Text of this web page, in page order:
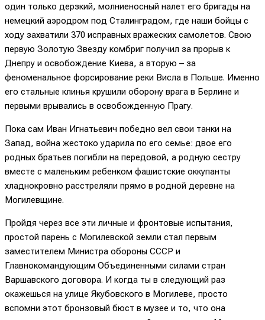
один только дерзкий, молниеносный налет его бригады на
немецкий аэродром под Сталинградом, где наши бойцы с
ходу захватили 370 исправных вражеских самолетов. Свою
первую Золотую Звезду комбриг получил за прорыв к
Днепру и освобождение Киева, а вторую – за
феноменальное форсирование реки Висла в Польше. Именно
его стальные клинья крушили оборону врага в Берлине и
первыми врывались в освобожденную Прагу.
Пока сам Иван Игнатьевич победно вел свои танки на
Запад, война жестоко ударила по его семье: двое его
родных братьев погибли на передовой, а родную сестру
вместе с маленьким ребенком фашистские оккупанты
хладнокровно расстреляли прямо в родной деревне на
Могилевщине.
Пройдя через все эти личные и фронтовые испытания,
простой парень с Могилевской земли стал первым
заместителем Министра обороны СССР и
Главнокомандующим Объединенными силами стран
Варшавского договора. И когда ты в следующий раз
окажешься на улице Якубовского в Могилеве, просто
вспомни этот бронзовый бюст в музее и то, что она